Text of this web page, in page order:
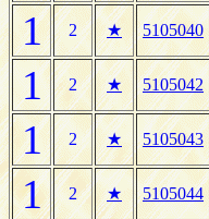
1 2 ★ 5105040
1 2 ★ 5105042
1 2 ★ 5105043
1 2 ★ 5105044